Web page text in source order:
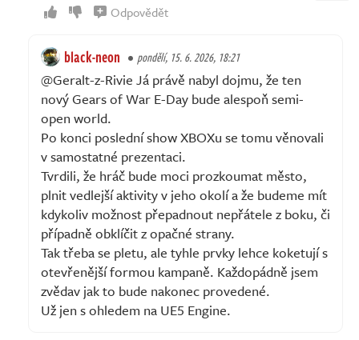
Odpovědět
black-neon pondělí, 15. 6. 2026, 18:21
@Geralt-z-Rivie Já právě nabyl dojmu, že ten
nový Gears of War E-Day bude alespoň semi-
open world.
Po konci poslední show XBOXu se tomu věnovali
v samostatné prezentaci.
Tvrdili, že hráč bude moci prozkoumat město,
plnit vedlejší aktivity v jeho okolí a že budeme mít
kdykoliv možnost přepadnout nepřátele z boku, či
případně obklíčit z opačné strany.
Tak třeba se pletu, ale tyhle prvky lehce koketují s
otevřenější formou kampaně. Každopádně jsem
zvědav jak to bude nakonec provedené.
Už jen s ohledem na UE5 Engine.